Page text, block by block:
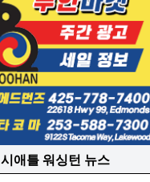
시애틀 워싱턴 뉴스